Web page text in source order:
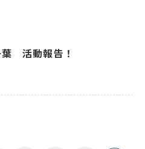
活動報告！